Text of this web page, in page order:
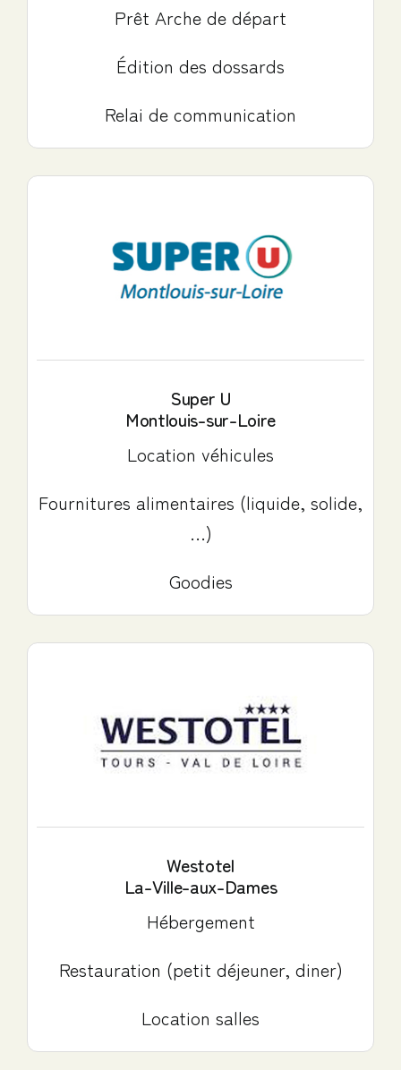
Prêt Arche de départ
Édition des dossards
Relai de communication
Super U
Montlouis-sur-Loire
Location véhicules
Fournitures alimentaires (liquide, solide,
…)
Goodies
Westotel
La-Ville-aux-Dames
Hébergement
Restauration (petit déjeuner, diner)
Location salles